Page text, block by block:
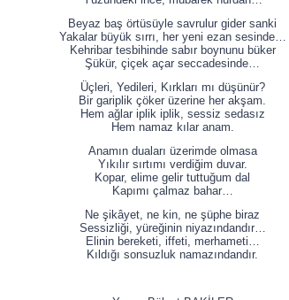
Beyaz baş örtüsüyle savrulur gider sanki
Yakalar büyük sırrı, her yeni ezan sesinde…
Kehribar tesbihinde sabır boynunu büker
Şükür, çiçek açar seccadesinde…
Üçleri, Yedileri, Kırkları mı düşünür?
Bir gariplik çöker üzerine her akşam.
Hem ağlar iplik iplik, sessiz sedasız
Hem namaz kılar anam.
Anamın duaları üzerimde olmasa
Yıkılır sırtımı verdiğim duvar.
Kopar, elime gelir tuttuğum dal
Kapımı çalmaz bahar…
Ne şikâyet, ne kin, ne şüphe biraz
Sessizliği, yüreğinin niyazındandır…
Elinin bereketi, iffeti, merhameti…
Kıldığı sonsuzluk namazındandır.